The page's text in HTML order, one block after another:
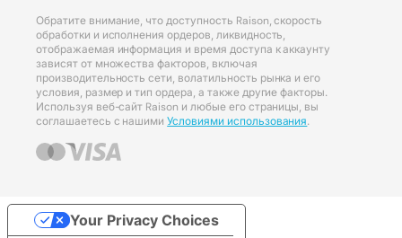
Обратите внимание, что доступность Raison, скорость
обработки и исполнения ордеров, ликвидность,
отображаемая информация и время доступа к аккаунту
зависят от множества факторов, включая
производительность сети, волатильность рынка и его
условия, размер и тип ордера, а также другие факторы.
Используя веб-сайт Raison и любые его страницы, вы
соглашаетесь с нашимиУсловиями использования.
Your Privacy Choices